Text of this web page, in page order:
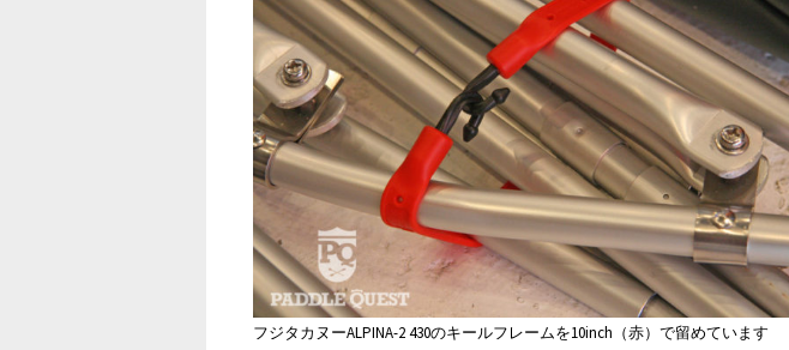
フジタカヌーALPINA-2 430のキールフレームを10inch（赤）で留めています